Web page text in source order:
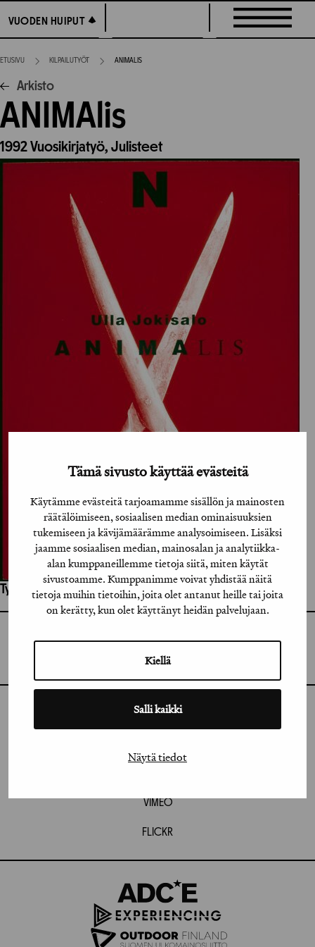
Tämä sivusto käyttää evästeitä
Käytämme evästeitä tarjoamamme sisällön ja mainosten
räätälöimiseen, sosiaalisen median ominaisuuksien
tukemiseen ja kävijämäärämme analysoimiseen. Lisäksi
jaamme sosiaalisen median, mainosalan ja analytiikka-
alan kumppaneillemme tietoja siitä, miten käytät
sivustoamme. Kumppanimme voivat yhdistää näitä
tietoja muihin tietoihin, joita olet antanut heille tai joita
on kerätty, kun olet käyttänyt heidän palvelujaan.
Kiellä
Salli kaikki
Näytä tiedot
suoraan
sisältöön
VUODEN HUIPUT
VUODEN HUIPUT
ETUSIVU KILPAILUTYÖT ANIMALIS
Arkisto
ANIMAlis
1992Vuosikirjatyö, Julisteet
Työhön osallistuneet henkilöt / tahot:
GRAFIA(AT)GRAFIA.FI
INSTAGRAM
VIMEO
FLICKR